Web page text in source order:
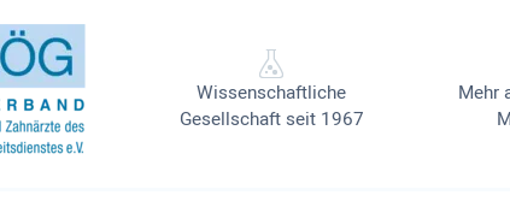
Wissenschaftliche
Gesellschaft seit 1967
Mehr